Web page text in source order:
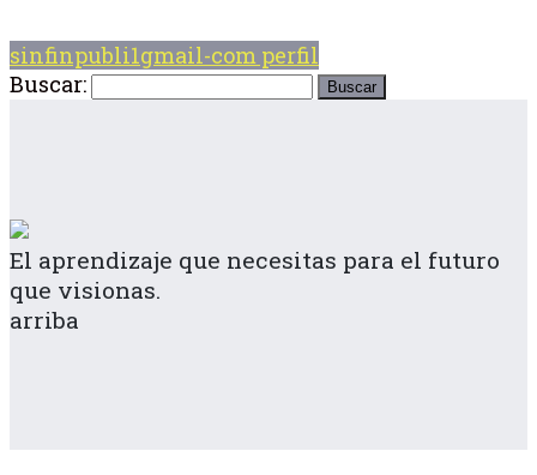
sinfinpubli1gmail-com perfil
Buscar:
El aprendizaje que necesitas para el futuro
que visionas.
arriba